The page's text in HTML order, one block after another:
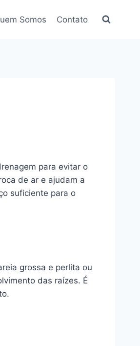
Somos Contato
para evitar o
de ar e ajudam a
suficiente para o
grossa e perlita ou
das raízes. É